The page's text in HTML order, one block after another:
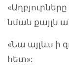
նման քայլն
«Նա այլևս ի
հետ»: